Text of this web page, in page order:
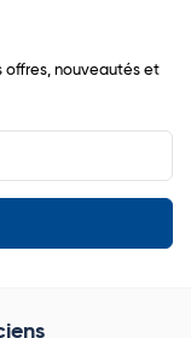
offres, nouveautés et